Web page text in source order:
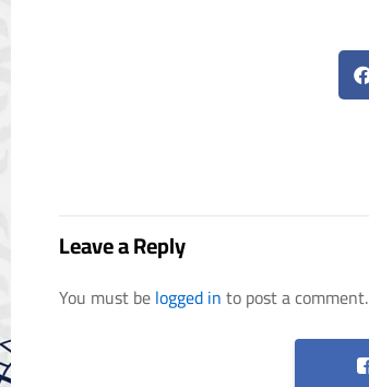
Leave a Reply
You must belogged into post a comment.